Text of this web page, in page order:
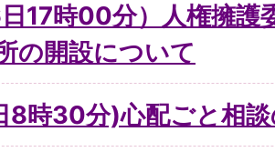
日17時00分）人権擁護
の開設について
8時30分)心配ごと相